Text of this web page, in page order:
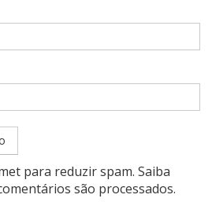
para reduzir spam. Saiba
são processados.